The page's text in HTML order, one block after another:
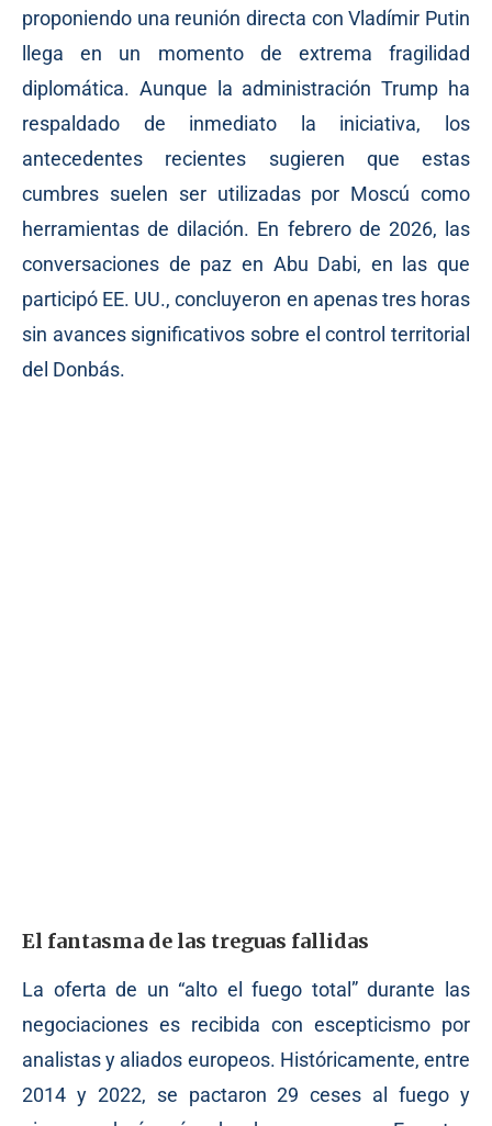
proponiendo una reunión directa con Vladímir Putin
llega en un momento de extrema fragilidad
diplomática. Aunque la administración Trump ha
respaldado de inmediato la iniciativa, los
antecedentes recientes sugieren que estas
cumbres suelen ser utilizadas por Moscú como
herramientas de dilación. En febrero de 2026, las
conversaciones de paz en Abu Dabi, en las que
participó EE. UU., concluyeron en apenas tres horas
sin avances significativos sobre el control territorial
del Donbás.
El fantasma de las treguas fallidas
La oferta de un “alto el fuego total” durante las
negociaciones es recibida con escepticismo por
analistas y aliados europeos. Históricamente, entre
2014 y 2022, se pactaron 29 ceses al fuego y